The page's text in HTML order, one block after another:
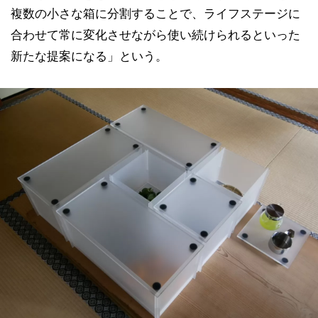
複数の小さな箱に分割することで、ライフステージに
合わせて常に変化させながら使い続けられるといった
新たな提案になる」という。